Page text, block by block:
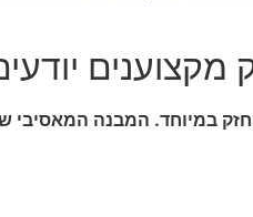
וחזק במיוחד. המבנה